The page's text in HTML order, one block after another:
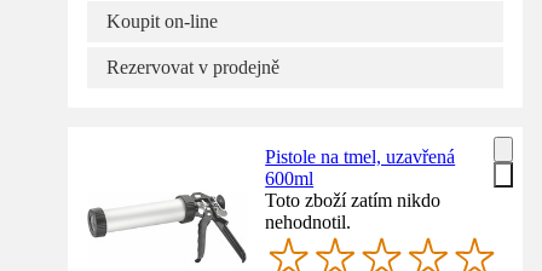
Koupit on-line
Rezervovat v prodejně
Pistole na tmel, uzavřená
600ml
Toto zboží zatím nikdo
nehodnotil.